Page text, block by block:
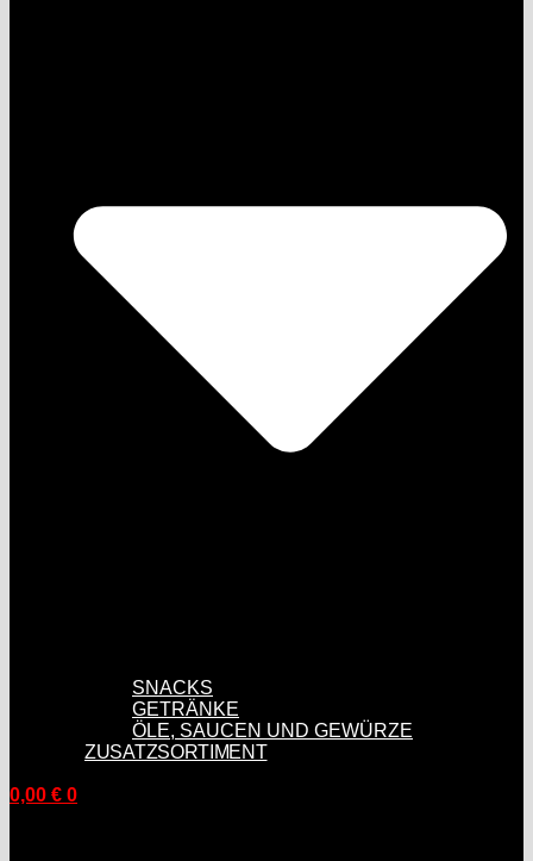
SNACKS
GETRÄNKE
ÖLE, SAUCEN UND GEWÜRZE
ZUSATZSORTIMENT
0,00 € 0